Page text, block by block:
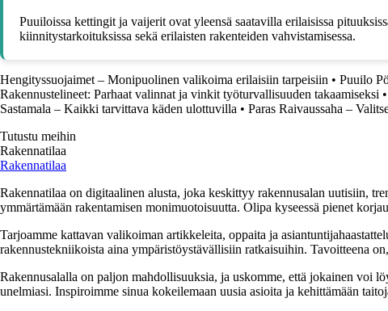
Puuiloissa kettingit ja vaijerit ovat yleensä saatavilla erilaisissa
kiinnitystarkoituksissa sekä erilaisten rakenteiden vahvistamisessa.
Hengityssuojaimet – Monipuolinen valikoima erilaisiin tarpeisiin • Puuilo
Rakennustelineet: Parhaat valinnat ja vinkit työturvallisuuden takaamiseksi •
Sastamala – Kaikki tarvittava käden ulottuvilla • Paras Raivaussaha –
Tutustu meihin
Rakennatilaa
Rakennatilaa
Rakennatilaa on digitaalinen alusta, joka keskittyy rakennusalan uutisiin,
ymmärtämään rakentamisen monimuotoisuutta. Olipa kyseessä pienet
Tarjoamme kattavan valikoiman artikkeleita, oppaita ja
rakennustekniikoista aina ympäristöystävällisiin ratkaisuihin. Tavoitteena
Rakennusalalla on paljon mahdollisuuksia, ja uskomme, että jokainen voi
unelmiasi. Inspiroimme sinua kokeilemaan uusia asioita ja kehittämään